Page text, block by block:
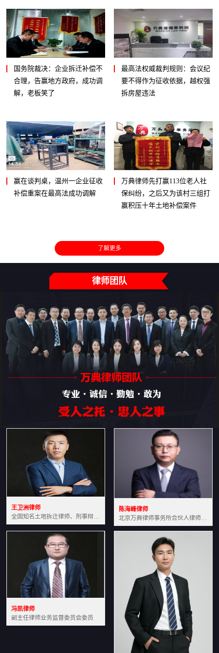
国务院裁决：企业拆迁补偿不
合理，告赢地方政府，成功调
解，老板笑了
最高法权威裁判规则：会议纪
要不得作为征收依据，越权强
拆房屋违法
赢在谈判桌，温州一企业征收
补偿重案在最高法成功调解
万典律师先打赢113位老人社
保纠纷，之后又为该村三组打
赢积压十年土地补偿案件
了解更多
律师团队
王卫洲律师
全国知名土地拆迁律师、刑事辩护律师北京万典律师事务所主任中国法学会会员北京市行政法研究会理事
陈海峰律师
北京万典律师事务所合伙人律师土地房产专业资深律师
冯凯律师
副主任律师业务监督委员会委员